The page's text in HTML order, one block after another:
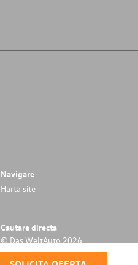
Navigare
Harta site
Cautare directa
© Das WeltAuto 2026